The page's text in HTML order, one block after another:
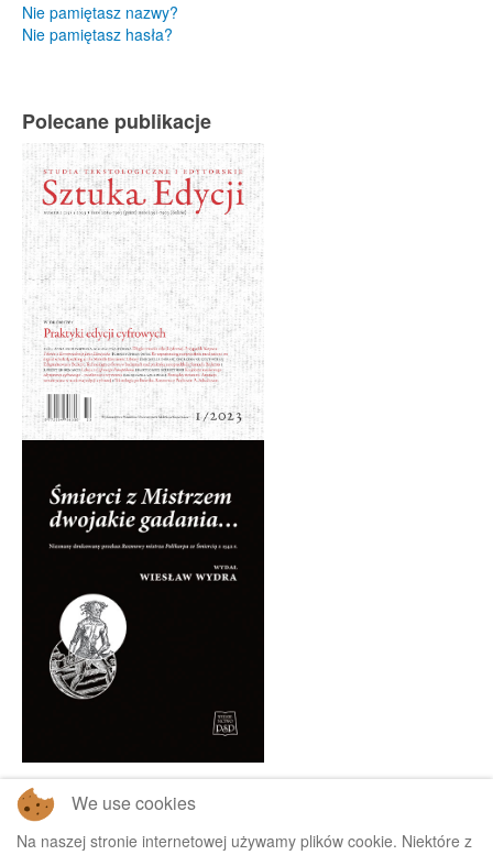
Nie pamiętasz nazwy?
Nie pamiętasz hasła?
Polecane publikacje
We use cookies
Na naszej stronie internetowej używamy plików cookie. Niektóre z